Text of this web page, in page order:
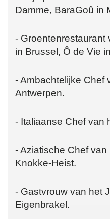
Damme, BaraGoû in
- Groentenrestaurant
in Brussel, Ô de Vie
- Ambachtelijke Chef
Antwerpen.
- Italiaanse Chef van
- Aziatische Chef
Knokke-Heist.
- Gastvrouw van het
Eigenbrakel.